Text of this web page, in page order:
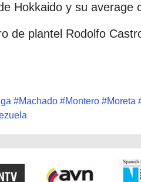
Hokkaido y su average
de plantel Rodolfo
#Machado #Montero #Moreta